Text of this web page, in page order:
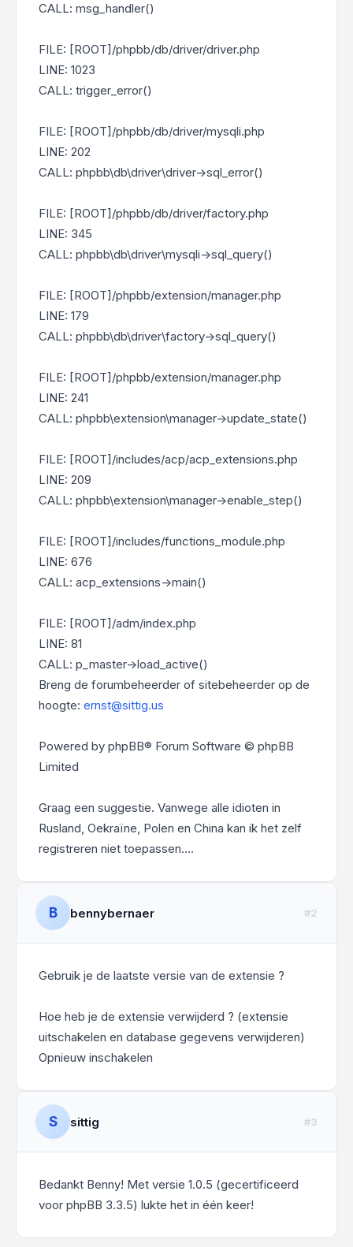
CALL: msg_handler()
FILE: [ROOT]/phpbb/db/driver/driver.php
LINE: 1023
CALL: trigger_error()
FILE: [ROOT]/phpbb/db/driver/mysqli.php
LINE: 202
CALL: phpbb\db\driver\driver->sql_error()
FILE: [ROOT]/phpbb/db/driver/factory.php
LINE: 345
CALL: phpbb\db\driver\mysqli->sql_query()
FILE: [ROOT]/phpbb/extension/manager.php
LINE: 179
CALL: phpbb\db\driver\factory->sql_query()
FILE: [ROOT]/phpbb/extension/manager.php
LINE: 241
CALL: phpbb\extension\manager->update_state()
FILE: [ROOT]/includes/acp/acp_extensions.php
LINE: 209
CALL: phpbb\extension\manager->enable_step()
FILE: [ROOT]/includes/functions_module.php
LINE: 676
CALL: acp_extensions->main()
FILE: [ROOT]/adm/index.php
LINE: 81
CALL: p_master->load_active()
Breng de forumbeheerder of sitebeheerder op de
hoogte: ernst@sittig.us
Powered by phpBB® Forum Software © phpBB
Limited
Graag een suggestie. Vanwege alle idioten in
Rusland, Oekraïne, Polen en China kan ik het zelf
registreren niet toepassen....
B bennybernaer #2
Gebruik je de laatste versie van de extensie ?
Hoe heb je de extensie verwijderd ? (extensie
uitschakelen en database gegevens verwijderen)
Opnieuw inschakelen
S sittig #3
Bedankt Benny! Met versie 1.0.5 (gecertificeerd
voor phpBB 3.3.5) lukte het in één keer!